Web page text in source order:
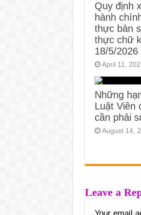
Quy định
hành
thực bản
thực chữ
18/5/2026
April 11,
Những
Luật Viên
cần phải
August 14,
Leave a